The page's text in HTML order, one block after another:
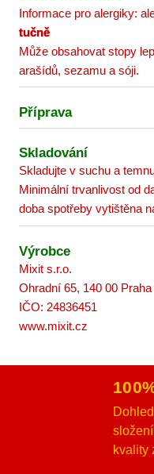
Informace pro alergiky:
tučně
Může obsahovat stopy
arašídů, sezamu a sóji.
Příprava
Skladování
Skladujte v suchu a
Minimální trvanlivost od
doba spotřeby vytištěna
Výrobce
Mixit s.r.o.
Ohradní 65, 140 00 Praha
IČO: 24836451
www.mixit.cz
kvality